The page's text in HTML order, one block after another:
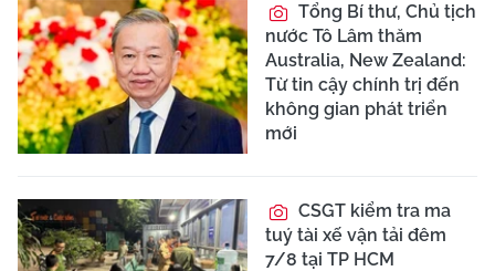
Tổng Bí thư, Chủ tịch
nước Tô Lâm thăm
Australia, New Zealand:
Từ tin cậy chính trị đến
không gian phát triển
mới
CSGT kiểm tra ma
tuý tài xế vận tải đêm
7/8 tại TP HCM